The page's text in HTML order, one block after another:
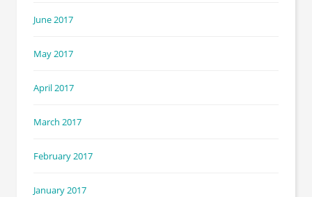
June 2017
May 2017
April 2017
March 2017
February 2017
January 2017